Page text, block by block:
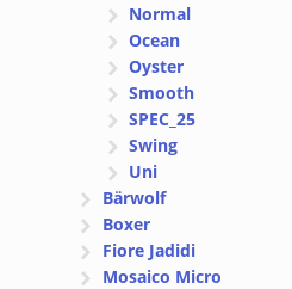
Normal
Ocean
Oyster
Smooth
SPEC_25
Swing
Uni
Bärwolf
Boxer
Fiore Jadidi
Mosaico Micro